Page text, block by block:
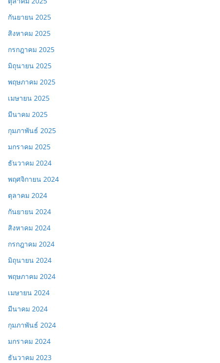
กันยายน 2025
สิงหาคม 2025
กรกฎาคม 2025
มิถุนายน 2025
พฤษภาคม 2025
เมษายน 2025
มีนาคม 2025
กุมภาพันธ์ 2025
มกราคม 2025
ธันวาคม 2024
พฤศจิกายน 2024
ตุลาคม 2024
กันยายน 2024
สิงหาคม 2024
กรกฎาคม 2024
มิถุนายน 2024
พฤษภาคม 2024
เมษายน 2024
มีนาคม 2024
กุมภาพันธ์ 2024
มกราคม 2024
ธันวาคม 2023